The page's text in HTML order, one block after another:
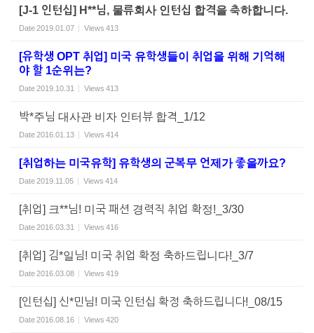
[J-1 인턴십] H**님, 물류회사 인턴십 합격을 축하합니다.
Date2019.01.07 Views 413
[유학생 OPT 취업] 미국 유학생들이 취업을 위해 기억해
야 할 1순위는?
Date2019.10.31 Views 413
박*주님 대사관 비자 인터뷰 합격_1/12
Date2016.01.13 Views 414
[취업하는 미국유학] 유학생의 군복무 언제가 좋을까요?
Date2019.11.05 Views 414
[취업] 크**님! 미국 패션 경력직 취업 확정!_3/30
Date2016.03.31 Views 416
[취업] 김*일님! 미국 취업 확정 축하드립니다!_3/7
Date2016.03.08 Views 419
[인턴십] 신*민님! 미국 인턴십 확정 축하드립니다!_08/15
Date2016.08.16 Views 420